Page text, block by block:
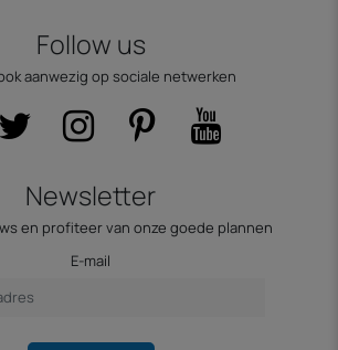
Follow us
aanwezig op sociale netwerken
Newsletter
en profiteer van onze goede plannen
E-mail